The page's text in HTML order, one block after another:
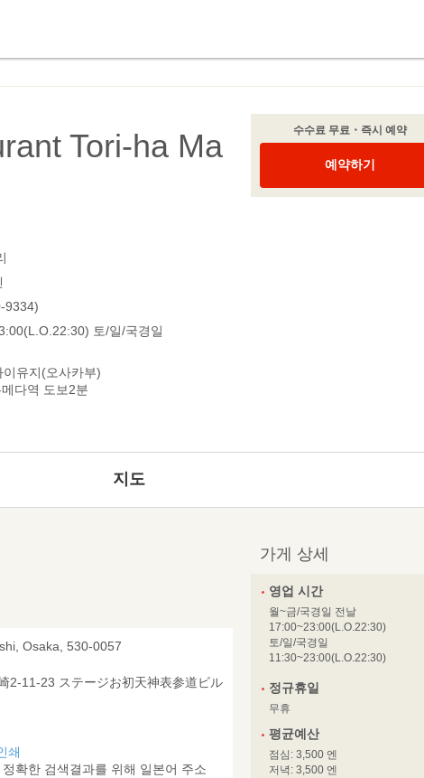
Tori-ha Ma
9334)
토/일/국경일
유지(오사카부)
다역 도보2분
수수료 무료・즉시 예약
예약하기
지도
Osaka, 530-0057
2-11-23 ステージお初天神表参道ビル
쇄
확한 검색결과를 위해 일본어 주소
가게 상세
영업 시간
월~금/국경일 전날
17:00~23:00(L.O.22:30)
토/일/국경일
11:30~23:00(L.O.22:30)
정규휴일
무휴
평균예산
점심: 3,500 엔
저녁: 3,500 엔